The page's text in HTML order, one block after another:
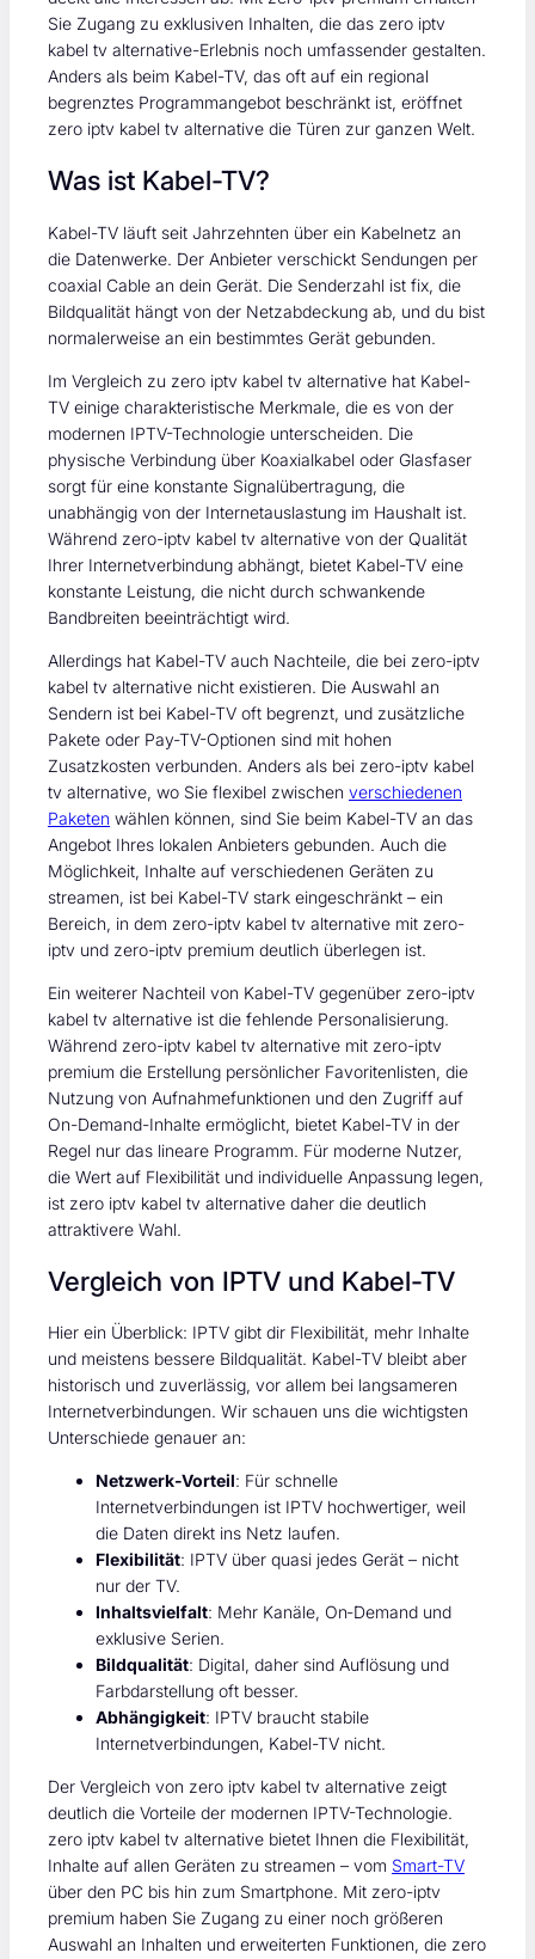
Sie Zugang zu exklusiven Inhalten, die das zero iptv
kabel tv alternative-Erlebnis noch umfassender gestalten.
Anders als beim Kabel-TV, das oft auf ein regional
begrenztes Programmangebot beschränkt ist, eröffnet
zero iptv kabel tv alternative die Türen zur ganzen Welt.
Was ist Kabel-TV?
Kabel-TV läuft seit Jahrzehnten über ein Kabelnetz an
die Datenwerke. Der Anbieter verschickt Sendungen per
coaxial Cable an dein Gerät. Die Senderzahl ist fix, die
Bildqualität hängt von der Netzabdeckung ab, und du bist
normalerweise an ein bestimmtes Gerät gebunden.
Im Vergleich zu zero iptv kabel tv alternative hat Kabel-
TV einige charakteristische Merkmale, die es von der
modernen IPTV-Technologie unterscheiden. Die
physische Verbindung über Koaxialkabel oder Glasfaser
sorgt für eine konstante Signalübertragung, die
unabhängig von der Internetauslastung im Haushalt ist.
Während zero-iptv kabel tv alternative von der Qualität
Ihrer Internetverbindung abhängt, bietet Kabel-TV eine
konstante Leistung, die nicht durch schwankende
Bandbreiten beeinträchtigt wird.
Allerdings hat Kabel-TV auch Nachteile, die bei zero-iptv
kabel tv alternative nicht existieren. Die Auswahl an
Sendern ist bei Kabel-TV oft begrenzt, und zusätzliche
Pakete oder Pay-TV-Optionen sind mit hohen
Zusatzkosten verbunden. Anders als bei zero-iptv kabel
tv alternative, wo Sie flexibel zwischen verschiedenen
Paketen wählen können, sind Sie beim Kabel-TV an das
Angebot Ihres lokalen Anbieters gebunden. Auch die
Möglichkeit, Inhalte auf verschiedenen Geräten zu
streamen, ist bei Kabel-TV stark eingeschränkt – ein
Bereich, in dem zero-iptv kabel tv alternative mit zero-
iptv und zero-iptv premium deutlich überlegen ist.
Ein weiterer Nachteil von Kabel-TV gegenüber zero-iptv
kabel tv alternative ist die fehlende Personalisierung.
Während zero-iptv kabel tv alternative mit zero-iptv
premium die Erstellung persönlicher Favoritenlisten, die
Nutzung von Aufnahmefunktionen und den Zugriff auf
On-Demand-Inhalte ermöglicht, bietet Kabel-TV in der
Regel nur das lineare Programm. Für moderne Nutzer,
die Wert auf Flexibilität und individuelle Anpassung legen,
ist zero iptv kabel tv alternative daher die deutlich
attraktivere Wahl.
Vergleich von IPTV und Kabel-TV
Hier ein Überblick: IPTV gibt dir Flexibilität, mehr Inhalte
und meistens bessere Bildqualität. Kabel-TV bleibt aber
historisch und zuverlässig, vor allem bei langsameren
Internetverbindungen. Wir schauen uns die wichtigsten
Unterschiede genauer an:
Netzwerk‑Vorteil: Für schnelle
Internetverbindungen ist IPTV hochwertiger, weil
die Daten direkt ins Netz laufen.
Flexibilität: IPTV über quasi jedes Gerät – nicht
nur der TV.
Inhaltsvielfalt: Mehr Kanäle, On‑Demand und
exklusive Serien.
Bildqualität: Digital, daher sind Auflösung und
Farbdarstellung oft besser.
Abhängigkeit: IPTV braucht stabile
Internetverbindungen, Kabel-TV nicht.
Der Vergleich von zero iptv kabel tv alternative zeigt
deutlich die Vorteile der modernen IPTV-Technologie.
zero iptv kabel tv alternative bietet Ihnen die Flexibilität,
Inhalte auf allen Geräten zu streamen – vom Smart-TV
über den PC bis hin zum Smartphone. Mit zero-iptv
premium haben Sie Zugang zu einer noch größeren
Auswahl an Inhalten und erweiterten Funktionen, die zero